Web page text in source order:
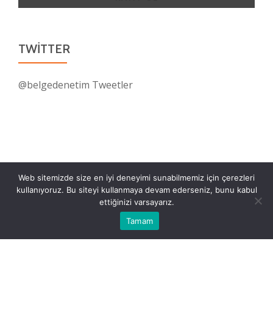
TWITTER
@belgedenetim Tweetler
Web sitemizde size en iyi deneyimi sunabilmemiz için çerezleri
kullanıyoruz. Bu siteyi kullanmaya devam ederseniz, bunu kabul
ettiğinizi varsayarız.
Tamam